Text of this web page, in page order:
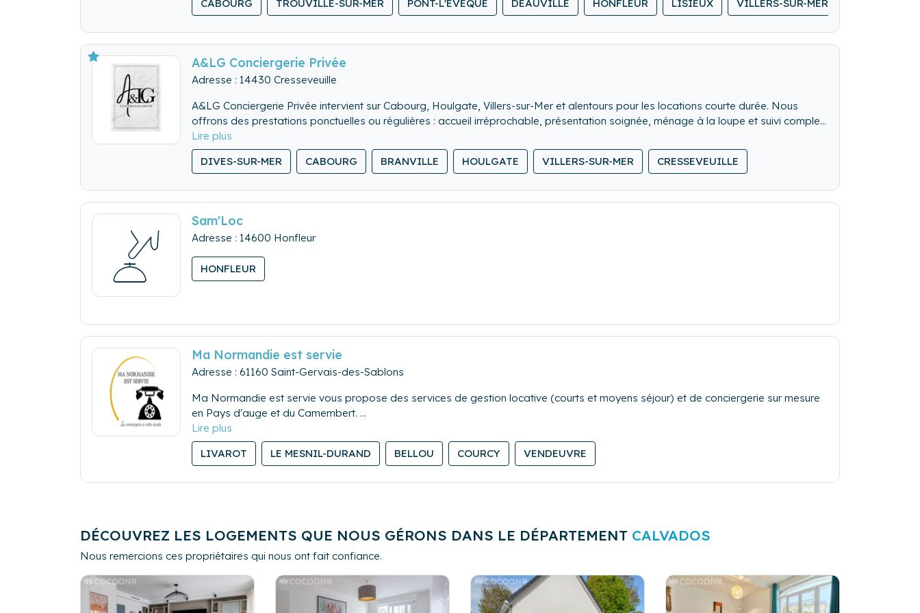
CABOURG TROUVILLE-SUR-MER PONT-L'ÉVÊQUE DEAUVILLE HONFLEUR LISIEUX VILLERS-SUR-MER
A&LG Conciergerie Privée
Adresse : 14430 Cresseveuille
A&LG Conciergerie Privée intervient sur Cabourg, Houlgate, Villers-sur-Mer et alentours pour les locations courte durée. Nous
offrons des prestations ponctuelles ou régulières : accueil irréprochable, présentation soignée, ménage à la loupe et suivi complet
des séjours. Chez A&LG, nous privilégions la qualité à la quantité et collaborons uniquement avec des propriétaires partageant
nos valeurs. Exigence et excellence. Notre engagement est simple : assurer la sérénité des propriétaires et l'entière satisfaction
des voyageurs. Parce que chaque détail compte, nous adaptons nos prestations à la singularité de votre logement et à votre
DIVES-SUR-MER CABOURG BRANVILLE HOULGATE VILLERS-SUR-MER CRESSEVEUILLE
Sam'Loc
Adresse : 14600 Honfleur
HONFLEUR
Ma Normandie est servie
Adresse : 61160 Saint-Gervais-des-Sablons
Ma Normandie est servie vous propose des services de gestion locative (courts et moyens séjour) et de conciergerie sur mesure
en Pays d'auge et du Camembert.
Nos prestations :
* Conseils pour l'aménagement et l'optimisation de revenus locatifs, décoration, ...
* Gestion des réservations, de la communication avec les clients, du ménage et de la blanchisserie ; accueil et départ des
LIVAROT LE MESNIL-DURAND BELLOU COURCY VENDEUVRE
DÉCOUVREZ LES LOGEMENTS QUE NOUS GÉRONS DANS LE DÉPARTEMENT CALVADOS
Nous remercions ces propriétaires qui nous ont fait confiance.